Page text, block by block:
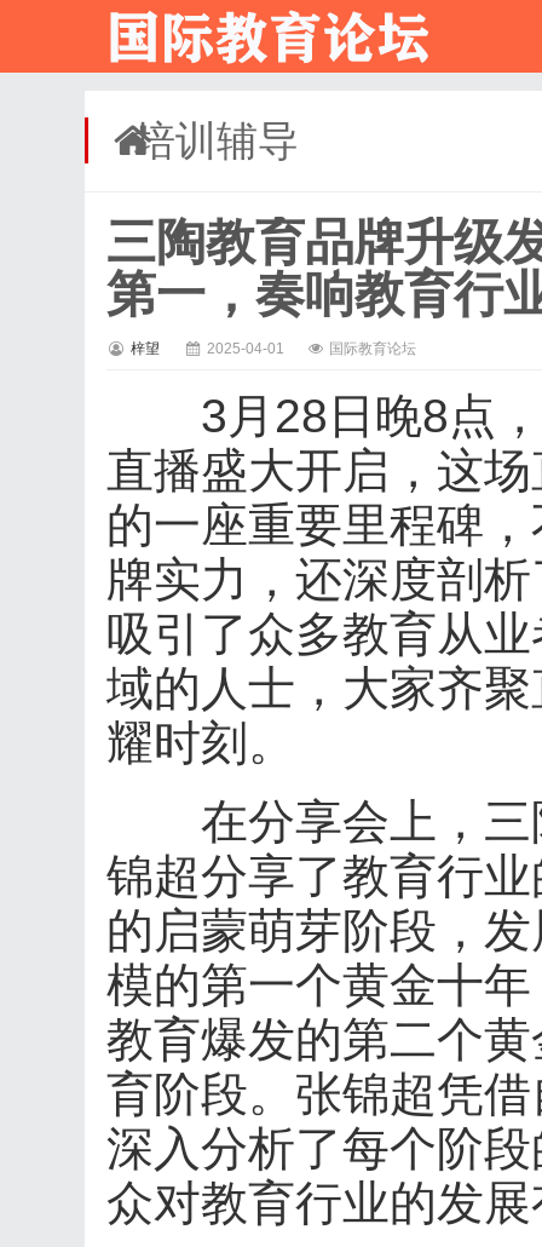
培训辅导
三陶教育品牌升级
第一，奏响教育行
梓望 2025-04-01 国际教育论坛
3月28日晚8点，
直播盛大开启，这
的一座重要里程碑
牌实力，还深度剖
吸引了众多教育从
域的人士，大家齐
耀时刻。
在分享会上，三
锦超分享了教育行
的启蒙萌芽阶段，
模的第一个黄金十
教育爆发的第二个
育阶段。张锦超凭
深入分析了每个阶
众对教育行业的发